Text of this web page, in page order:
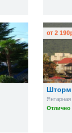
Шторм
Отлично
от 2 190